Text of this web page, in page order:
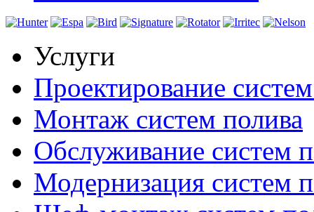
Услуги
Проектирование
Монтаж систем полива
Обслуживание систем
Модернизация систем